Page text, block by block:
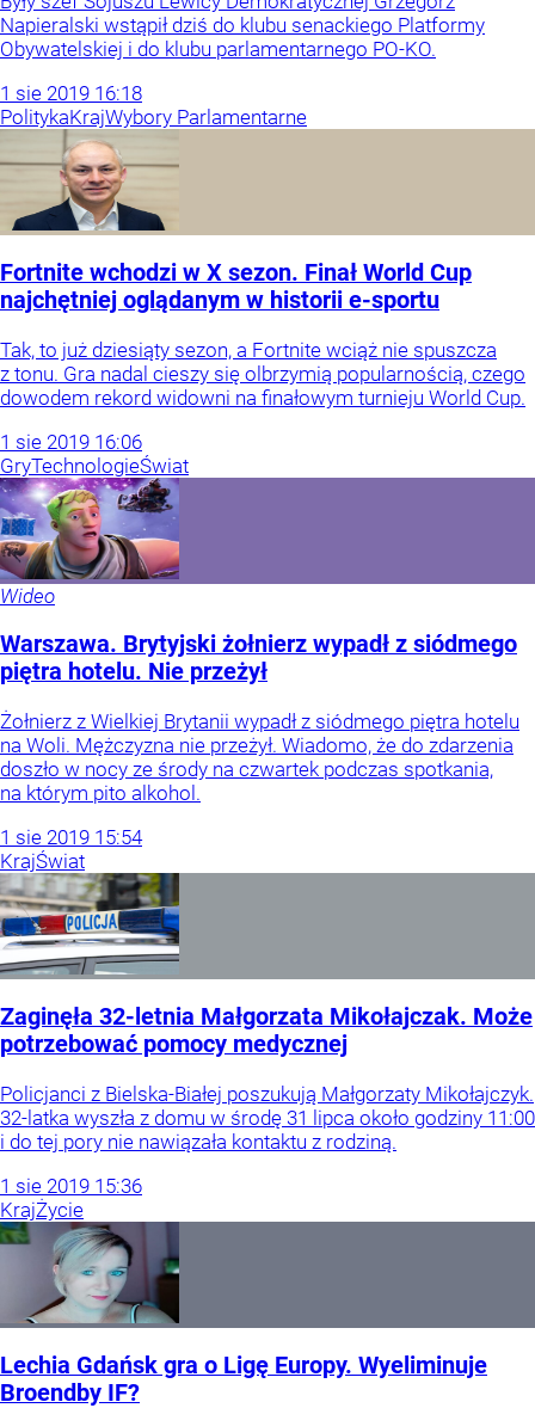
Napieralski wstąpił dziś do klubu senackiego Platformy
Obywatelskiej i do klubu parlamentarnego PO-KO.
1 sie 2019 16:18
PolitykaKrajWybory Parlamentarne
Fortnite wchodzi w X sezon. Finał World Cup
najchętniej oglądanym w historii e-sportu
Tak, to już dziesiąty sezon, a Fortnite wciąż nie spuszcza
z tonu. Gra nadal cieszy się olbrzymią popularnością, czego
dowodem rekord widowni na finałowym turnieju World Cup.
1 sie 2019 16:06
GryTechnologieŚwiat
Wideo
Warszawa. Brytyjski żołnierz wypadł z siódmego
piętra hotelu. Nie przeżył
Żołnierz z Wielkiej Brytanii wypadł z siódmego piętra hotelu
na Woli. Mężczyzna nie przeżył. Wiadomo, że do zdarzenia
doszło w nocy ze środy na czwartek podczas spotkania,
na którym pito alkohol.
1 sie 2019 15:54
KrajŚwiat
Zaginęła 32-letnia Małgorzata Mikołajczak. Może
potrzebować pomocy medycznej
Policjanci z Bielska-Białej poszukują Małgorzaty Mikołajczyk.
32-latka wyszła z domu w środę 31 lipca około godziny 11:00
i do tej pory nie nawiązała kontaktu z rodziną.
1 sie 2019 15:36
KrajŻycie
Lechia Gdańsk gra o Ligę Europy. Wyeliminuje
Broendby IF?